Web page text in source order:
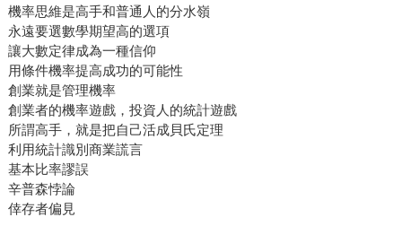
機率思維是高手和普通人的分水嶺
永遠要選數學期望高的選項
讓大數定律成為一種信仰
用條件機率提高成功的可能性
創業就是管理機率
創業者的機率遊戲，投資人的統計遊戲
所謂高手，就是把自己活成貝氏定理
利用統計識別商業謊言
基本比率謬誤
辛普森悖論
倖存者偏見